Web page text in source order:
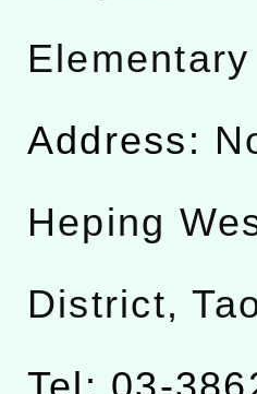
Elementary
Address:
Heping
District,